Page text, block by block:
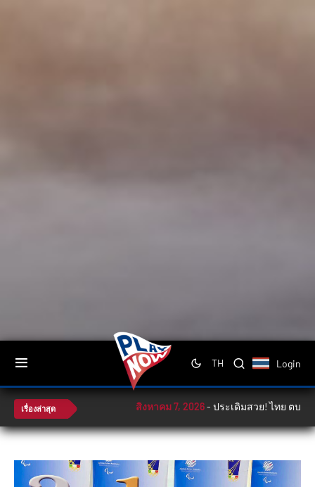
TH Login
เรื่องล่าสุด สิงหาคม 7, 2026-ประเดิมสวย! ไทย ตบ ฟิลิปปิ